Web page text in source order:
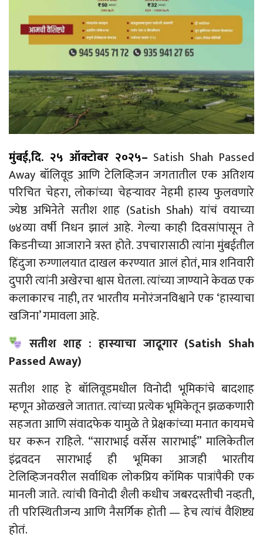
मुंबई,दि. २५ ऑक्टोबर २०२५– Satish Shah Passed
Away बॉलिवूडआणि टेलिव्हिजन जगतातील एक अतिशय
परिचित चेहरा, लोकांच्या चेहऱ्यावर नेहमी हास्य फुलवणारे
ज्येष्ठ अभिनेते सतीश शाह (Satish Shah) यांचं वयाच्या
७४व्या वर्षी निधन झालं आहे. गेल्या काही दिवसांपासून ते
किडनीच्या आजाराने त्रस्त होते.उपचारासाठीत्यांना मुंबईतील
हिंदुजा रुग्णालयात दाखल करण्यात आलं होतं, मात्र शनिवारी
दुपारी त्यांनी अखेरचा श्वास घेतला. त्यांच्या जाण्याने केवळ एक
कलाकारच नाही, तर भारतीय मनोरंजनविश्वाने एक ‘हास्याचा
खजिना’ गमावला आहे.
सतीश शाह : हास्याचा जादूगार(Satish Shah
Passed Away)
सतीश शाह हे बॉलिवूडमधील विनोदी भूमिकांचे बादशाह
म्हणूनओळखलेजातात.त्यांच्याप्रत्येक भूमिकेतून झळकणारी
सहजता आणि संवादफेक यामुळे ते प्रेक्षकांच्या मनात कायमचे
घर करून राहिले. “साराभाई वर्सेस साराभाई” मालिकेतील
इंद्रवदन साराभाई ही भूमिका आजही भारतीय
टेलिव्हिजनवरील सर्वाधिक लोकप्रिय कॉमिक पात्रांपैकी एक
मानली जाते. त्यांची विनोदी शैली कधीच जबरदस्तीची नव्हती,
ती परिस्थितीजन्य आणि नैसर्गिक होती—हेच त्यांचं वैशिष्ट्य
होतं.